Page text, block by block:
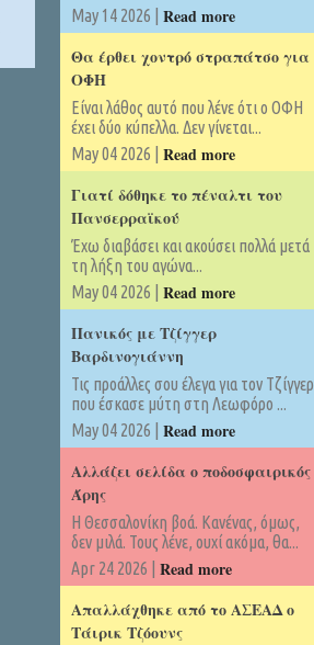
May 14 2026 | Read more
Θα έρθει χοντρό στραπάτσο για
ΟΦΗ
Είναι λάθος αυτό που λένε ότι ο ΟΦΗ
έχει δύο κύπελλα. Δεν γίνεται...
May 04 2026 | Read more
Γιατί δόθηκε το πέναλτι του
Πανσερραϊκού
Έχω διαβάσει και ακούσει πολλά μετά
τη λήξη του αγώνα...
May 04 2026 | Read more
Πανικός με Τζίγγερ
Βαρδινογιάννη
Τις προάλλες σου έλεγα για τον Τζίγγερ
που έσκασε μύτη στη Λεωφόρο ...
May 04 2026 | Read more
Αλλάζει σελίδα ο ποδοσφαιρικός
Άρης
Η Θεσσαλονίκη βοά. Κανένας, όμως,
δεν μιλά. Τους λένε, ουχί ακόμα, θα...
Apr 24 2026 | Read more
Απαλλάχθηκε από το ΑΣΕΑΔ ο
Τάιρικ Τζόουνς